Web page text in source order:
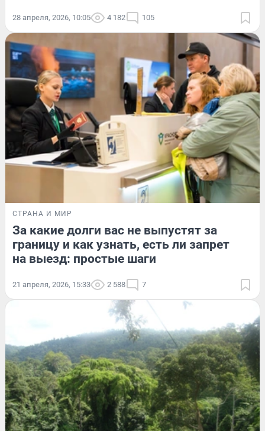
28 апреля, 2026, 10:05 4 182 105
СТРАНА И МИР
За какие долги вас не выпустят за
границу и как узнать, есть ли запрет
на выезд: простые шаги
21 апреля, 2026, 15:33 2 588 7